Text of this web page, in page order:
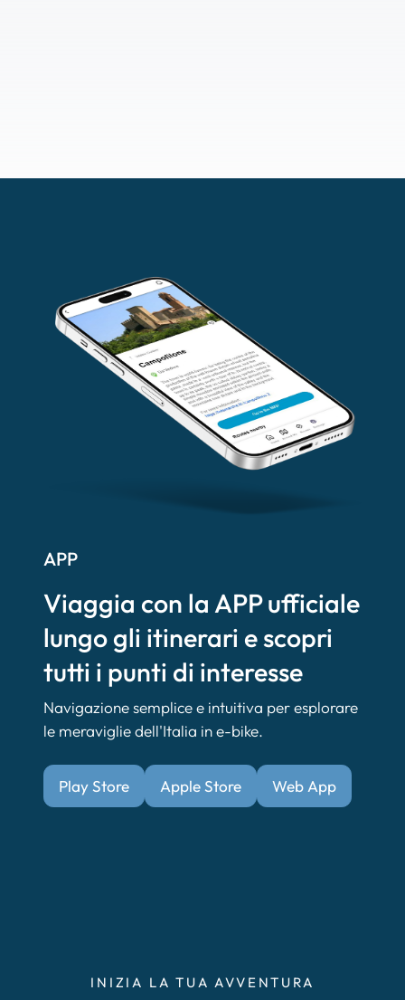
APP
Viaggia con la APP ufficiale
lungo gli itinerari e scopri
tutti i punti di interesse
Navigazione semplice e intuitiva per esplorare
le meraviglie dell'Italia in e-bike.
Play Store Apple Store Web App
INIZIA LA TUA AVVENTURA